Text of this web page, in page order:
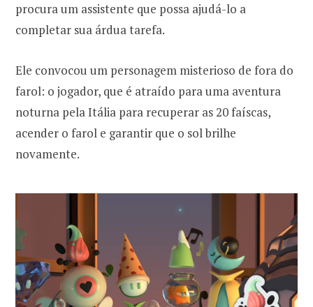
procura um assistente que possa ajudá-lo a
completar sua árdua tarefa.
Ele convocou um personagem misterioso de fora do
farol: o jogador, que é atraído para uma aventura
noturna pela Itália para recuperar as 20 faíscas,
acender o farol e garantir que o sol brilhe
novamente.